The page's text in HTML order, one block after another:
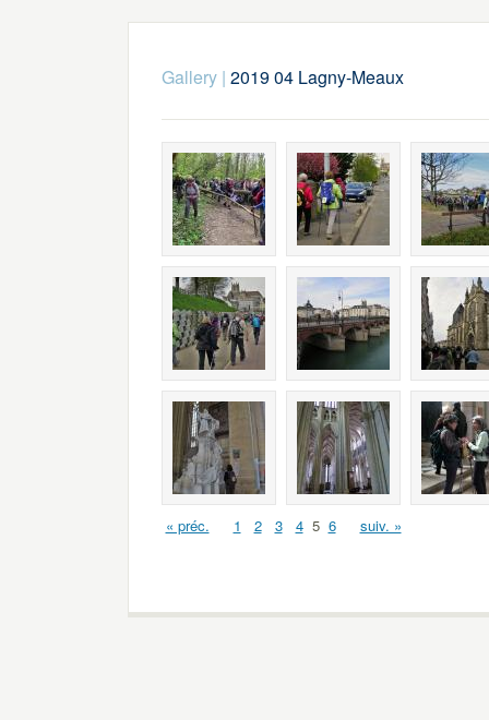
Gallery| 2019 04 Lagny-Meaux
« préc. 1 2 3 4 5 6 suiv. »